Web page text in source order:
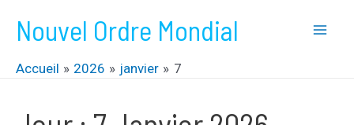
contenu
Nouvel Ordre Mondial
Accueil 2026 janvier 7